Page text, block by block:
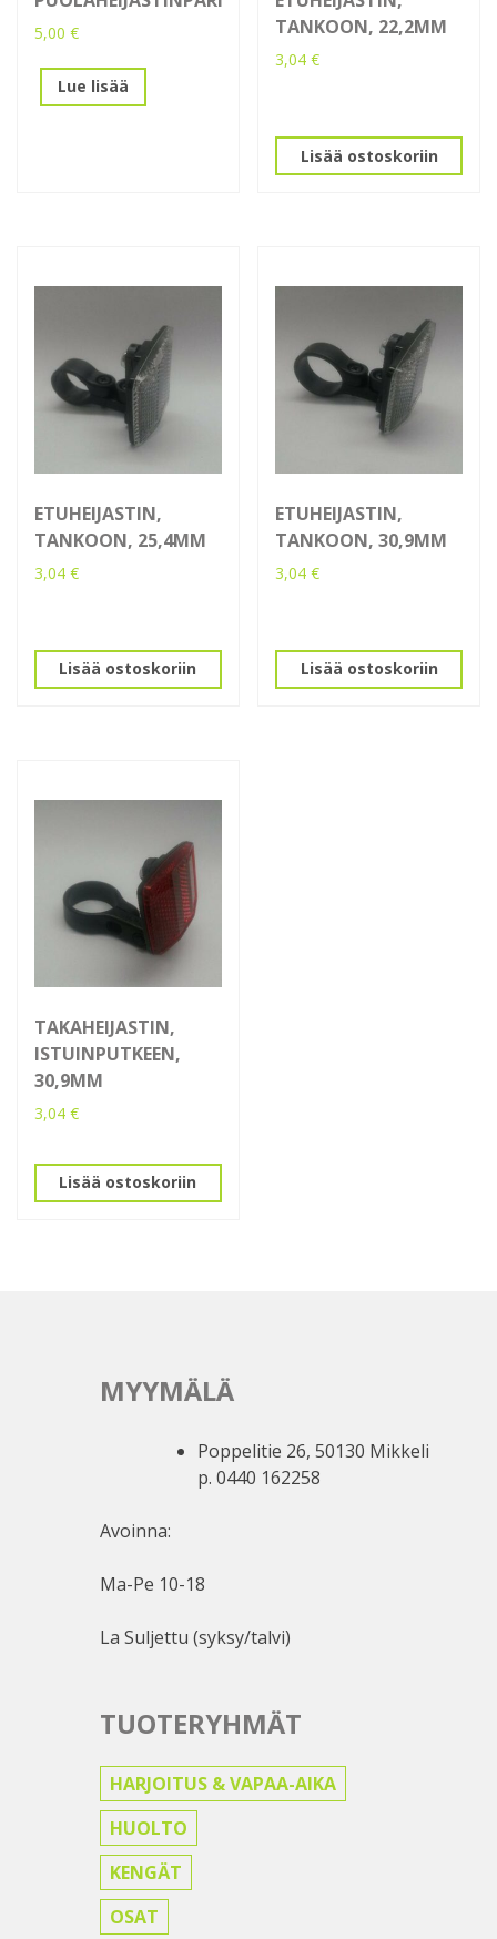
5,00 €
Lue lisää
TANKOON, 22,2MM
3,04€
Lisää ostoskoriin
ETUHEIJASTIN,
TANKOON, 25,4MM
3,04 €
Lisää ostoskoriin
ETUHEIJASTIN,
TANKOON, 30,9MM
3,04€
Lisää ostoskoriin
TAKAHEIJASTIN,
ISTUINPUTKEEN,
30,9MM
3,04 €
Lisää ostoskoriin
MYYMÄLÄ
Poppelitie 26, 50130 Mikkeli
p. 0440 162258
Avoinna:
Ma-Pe 10-18
La Suljettu (syksy/talvi)
TUOTERYHMÄT
HARJOITUS & VAPAA-AIKA
HUOLTO
KENGÄT
OSAT